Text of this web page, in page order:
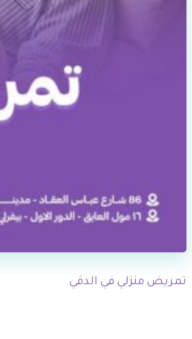
تمريض منزلي في الدقي